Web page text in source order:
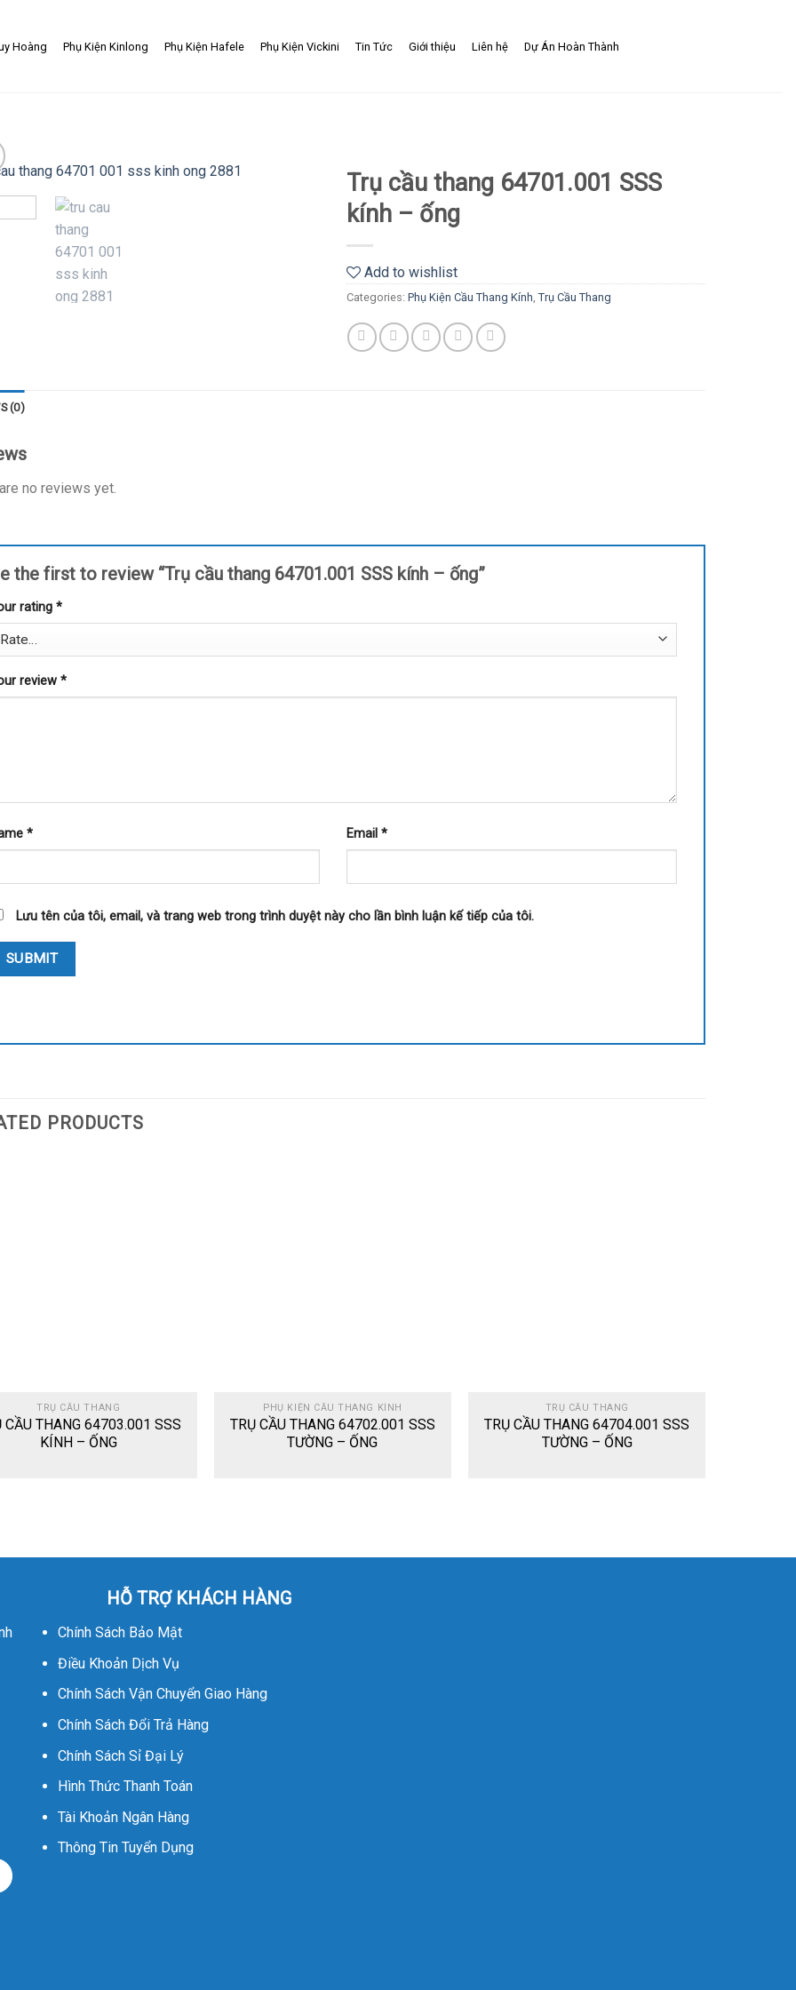
Hoàng Phụ Kiện Kinlong Phụ Kiện Hafele Phụ Kiện Vickini Tin Tức Giới thiệu Liên hệ Dự Án Hoàn Thành
Trụ cầu thang 64701.001 SSS
kính – ống
Add to wishlist
Categories: Phụ Kiện Cầu Thang Kính, Trụ Cầu Thang
(0)
no reviews yet.
the first to review “Trụ cầu thang 64701.001 SSS kính – ống”
rating *
review *
* Email *
Lưu tên của tôi, email, và trang web trong trình duyệt này cho lần bình luận kế tiếp của tôi.
PRODUCTS
TRỤ CẦU THANG
CẦU THANG 64703.001 SSS
KÍNH – ỐNG
PHỤ KIỆN CẦU THANG KÍNH
TRỤ CẦU THANG 64702.001 SSS
TƯỜNG – ỐNG
TRỤ CẦU THANG
TRỤ CẦU THANG 64704.001 SSS
TƯỜNG – ỐNG
HỖ TRỢ KHÁCH HÀNG
Chính Sách Bảo Mật
Điều Khoản Dịch Vụ
Chính Sách Vận Chuyển Giao Hàng
Chính Sách Đổi Trả Hàng
Chính Sách Sỉ Đại Lý
Hình Thức Thanh Toán
Tài Khoản Ngân Hàng
Thông Tin Tuyển Dụng